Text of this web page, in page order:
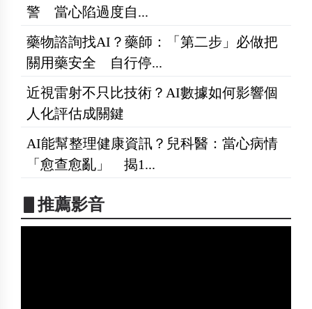
警 當心陷過度自...
藥物諮詢找AI？藥師：「第二步」必做把
關用藥安全 自行停...
近視雷射不只比技術？AI數據如何影響個
人化評估成關鍵
AI能幫整理健康資訊？兒科醫：當心病情
「愈查愈亂」 揭1...
▋推薦影音